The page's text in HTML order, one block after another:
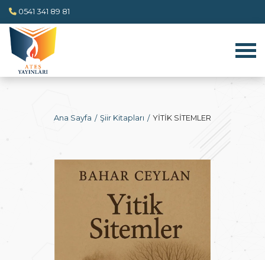
0541 341 89 81
Ana Sayfa Şiir Kitapları YİTİK SİTEMLER